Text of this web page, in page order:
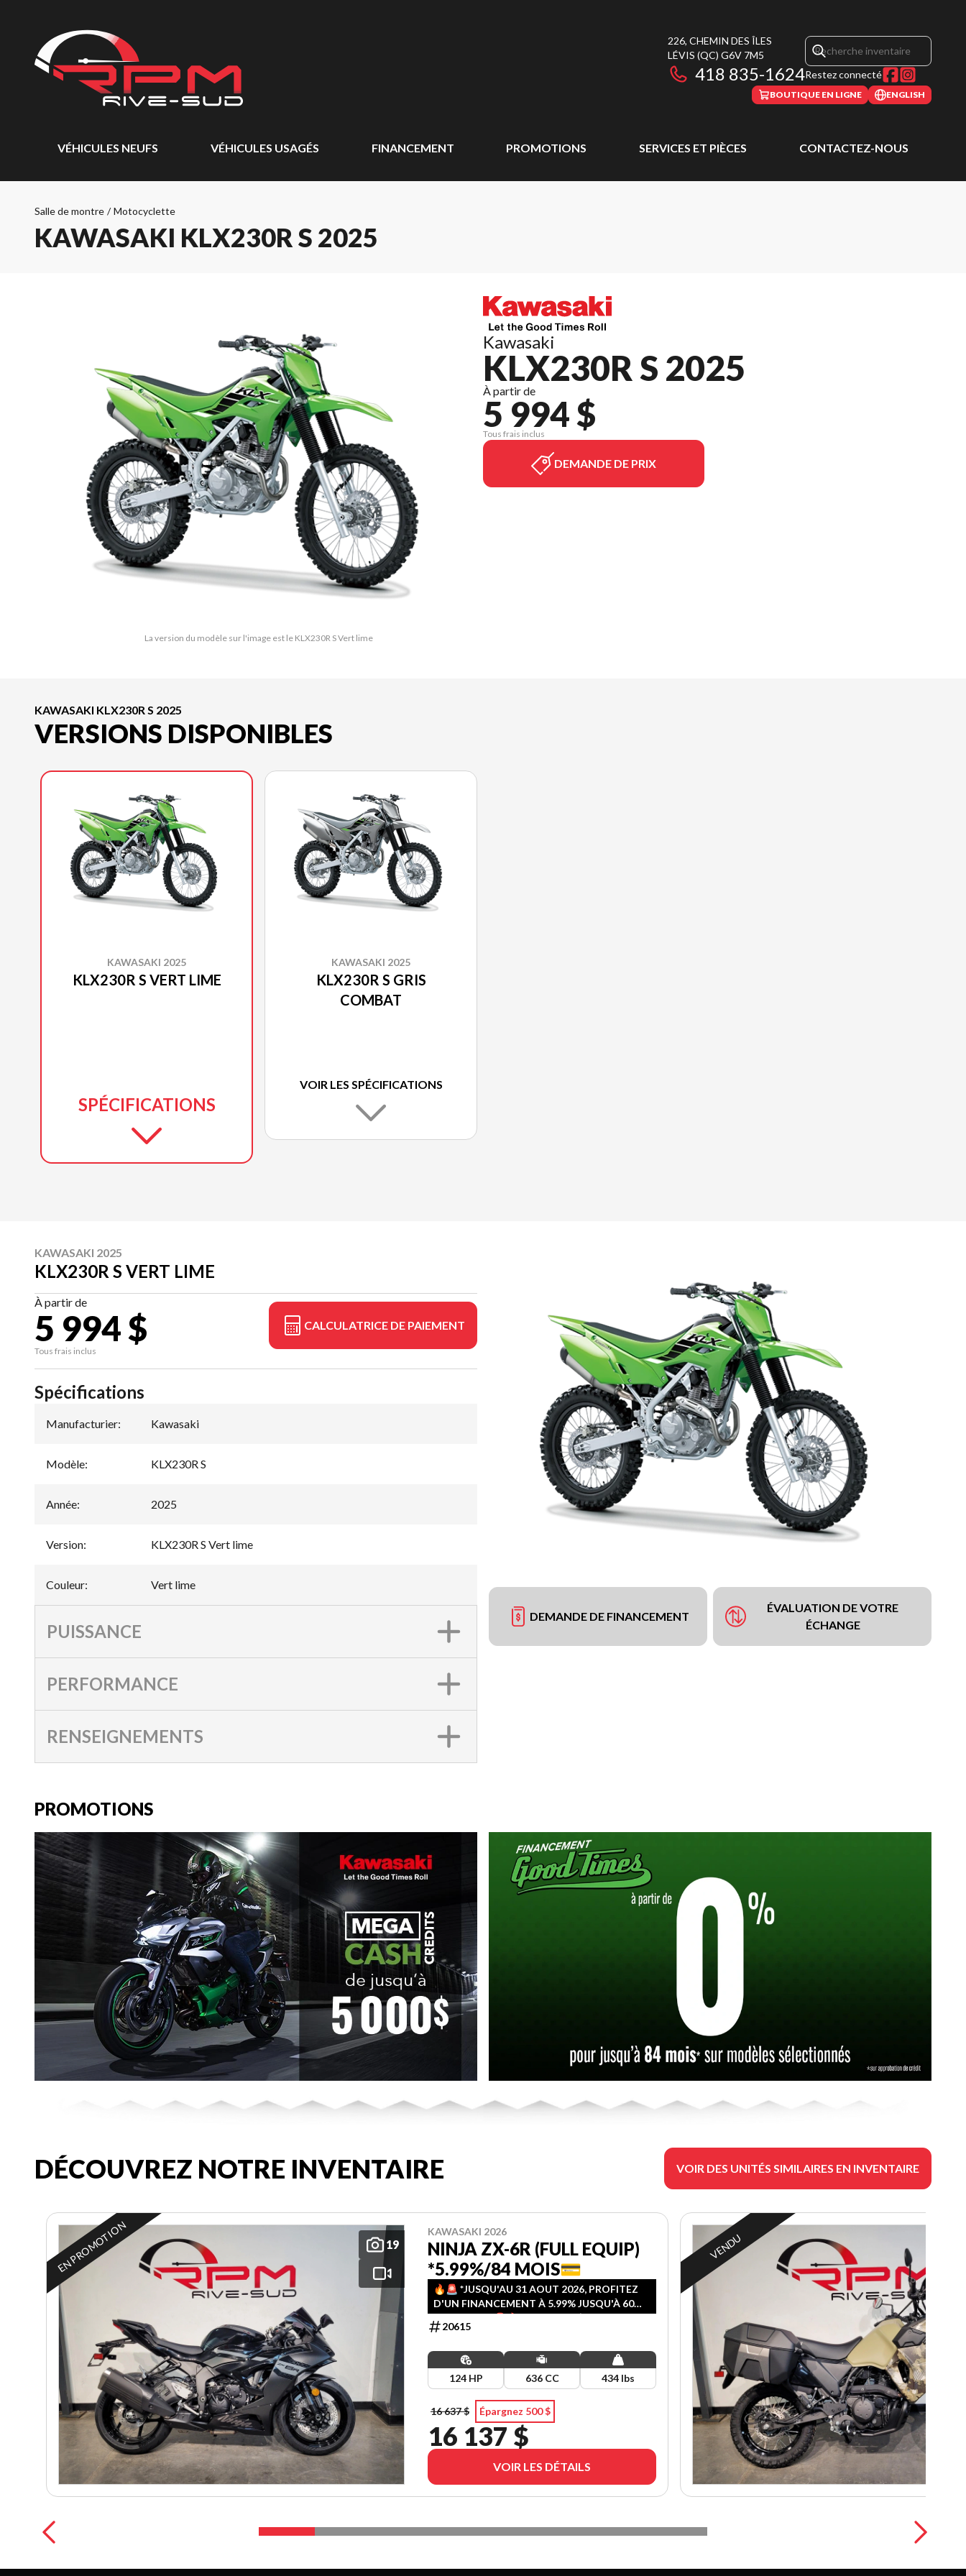
226, CHEMIN DES ÎLES
LÉVIS (QC) G6V 7M5
418 835-1624Restez connecté
BOUTIQUE EN LIGNE ENGLISH
VÉHICULES NEUFS VÉHICULES USAGÉS FINANCEMENT PROMOTIONS SERVICES ET PIÈCES CONTACTEZ-NOUS
Salle de montre / Motocyclette
KAWASAKI KLX230R S 2025
La version du modèle sur l'image est le KLX230R S Vert lime
Kawasaki
KLX230R S 2025
À partir de
5 994 $
Tous frais inclus
DEMANDE DE PRIX
KAWASAKI KLX230R S 2025
VERSIONS DISPONIBLES
KAWASAKI 2025
KLX230R S VERT LIME
SPÉCIFICATIONS
KAWASAKI 2025
KLX230R S GRIS
COMBAT
VOIR LES SPÉCIFICATIONS
KAWASAKI 2025
KLX230R S VERT LIME
À partir de
5 994 $
Tous frais inclus
CALCULATRICE DE PAIEMENT
DEMANDE DE FINANCEMENT
ÉVALUATION DE VOTRE
ÉCHANGE
Spécifications
Manufacturier: Kawasaki
Modèle: KLX230R S
Année: 2025
Version: KLX230R S Vert lime
Couleur: Vert lime
PUISSANCE
PERFORMANCE
RENSEIGNEMENTS
PROMOTIONS
DÉCOUVREZ NOTRE INVENTAIRE VOIR DES UNITÉS SIMILAIRES EN INVENTAIRE
19
EN PROMOTION KAWASAKI 2026
NINJA ZX-6R (FULL EQUIP)
*5.99%/84 MOIS💳
🔥🚨️ *JUSQU'AU 31 AOUT 2026, PROFITEZ
D'UN FINANCEMENT À 5.99% JUSQU'À 60
OU 84 MOIS 🚨️🔥(MIN. 15 000$ MAF POUR
84 MOIS)
20615
124 HP 636 CC 434 lbs
16 637 $ Épargnez 500 $
16 137 $
VOIR LES DÉTAILS
VENDU